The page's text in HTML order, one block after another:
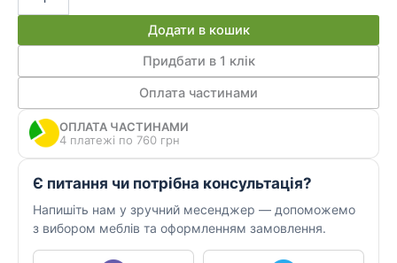
стійка
ТДВ
кількість
Додати в кошик
Придбати в 1 клік
Оплата частинами
ОПЛАТА ЧАСТИНАМИ
4 платежі по 760 грн
Є питання чи потрібна консультація?
Напишіть нам у зручний месенджер — допоможемо
з вибором меблів та оформленням замовлення.